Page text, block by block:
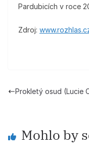
Pardubicích v roce
Zdroj:
Prokletý osud (Lucie
Mohlo by